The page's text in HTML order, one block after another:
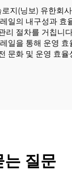
지(닝보) 유한회
일의 내구성과 효
절차를 거칩니
일을 통해 운영
문화 및 운영 효
질문